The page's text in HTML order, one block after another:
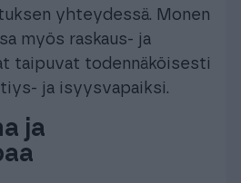
yhteydessä. Monen
myös raskaus- ja
taipuvat todennäköisesti
ja isyysvapaiksi.
ja